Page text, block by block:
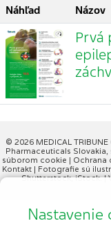
Náhľad Názov
Prvá
© 2026 MEDICAL TRIBUNE
Pharmaceuticals Slovakia,
súborom cookie | Ochrana
Kontakt | Fotografie sú
Shutterstock, iStock. |
Nastavenie